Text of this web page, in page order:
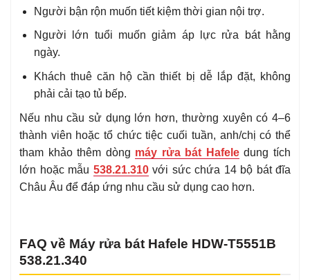
Người bận rộn muốn tiết kiệm thời gian nội trợ.
Người lớn tuổi muốn giảm áp lực rửa bát hằng
ngày.
Khách thuê căn hộ cần thiết bị dễ lắp đặt, không
phải cải tạo tủ bếp.
Nếu nhu cầu sử dụng lớn hơn, thường xuyên có 4–6
thành viên hoặc tổ chức tiệc cuối tuần, anh/chị có thể
tham khảo thêm dòng máy rửa bát Hafeledung tích
lớn hoặc mẫu 538.21.310với sức chứa 14 bộ bát đĩa
Châu Âu để đáp ứng nhu cầu sử dụng cao hơn.
FAQ về Máy rửa bát Hafele HDW-T5551B
538.21.340